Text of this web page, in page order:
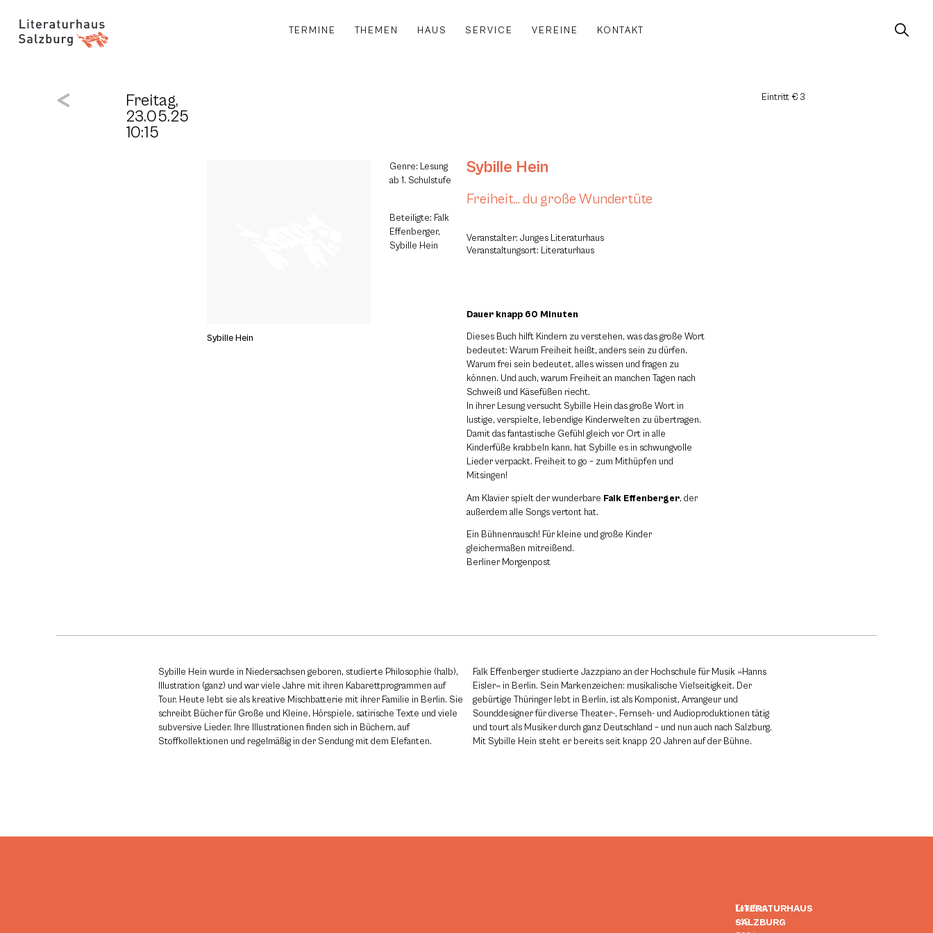
TERMINE THEMEN HAUS SERVICE VEREINE KONTAKT
Freitag,
23.05.25
10:15
Eintritt € 3
Sybille Hein
Genre: Lesung
ab 1. Schulstufe
Beteiligte: Falk
Effenberger,
Sybille Hein
Sybille Hein
Freiheit… du große Wundertüte
Veranstalter: Junges Literaturhaus
Veranstaltungsort: Literaturhaus
Dauer knapp 60 Minuten
Dieses Buch hilft Kindern zu verstehen, was das große Wort
bedeutet: Warum Freiheit heißt, anders sein zu dürfen.
Warum frei sein bedeutet, alles wissen und fragen zu
können. Und auch, warum Freiheit an manchen Tagen nach
Schweiß und Käsefüßen riecht.
In ihrer Lesung versucht Sybille Hein das große Wort in
lustige, verspielte, lebendige Kinderwelten zu übertragen.
Damit das fantastische Gefühl gleich vor Ort in alle
Kinderfüße krabbeln kann, hat Sybille es in schwungvolle
Lieder verpackt. Freiheit to go – zum Mithüpfen und
Mitsingen!
Am Klavier spielt der wunderbare Falk Effenberger, der
außerdem alle Songs vertont hat.
Ein Bühnenrausch! Für kleine und große Kinder
gleichermaßen mitreißend.
Berliner Morgenpost
Sybille Hein wurde in Niedersachsen geboren, studierte Philosophie (halb),
Illustration (ganz) und war viele Jahre mit ihren Kabarettprogrammen auf
Tour. Heute lebt sie als kreative Mischbatterie mit ihrer Familie in Berlin. Sie
schreibt Bücher für Große und Kleine, Hörspiele, satirische Texte und viele
subversive Lieder. Ihre Illustrationen finden sich in Büchern, auf
Stoffkollektionen und regelmäßig in der Sendung mit dem Elefanten.
Falk Effenberger studierte Jazzpiano an der Hochschule für Musik »Hanns
Eisler« in Berlin. Sein Markenzeichen: musikalische Vielseitigkeit. Der
gebürtige Thüringer lebt in Berlin, ist als Komponist, Arrangeur und
Sounddesigner für diverse Theater-, Fernseh- und Audioproduktionen tätig
und tourt als Musiker durch ganz Deutschland – und nun auch nach Salzburg.
Mit Sybille Hein steht er bereits seit knapp 20 Jahren auf der Bühne.
LITERATURHAUS
SALZBURG
Telefon:
+43